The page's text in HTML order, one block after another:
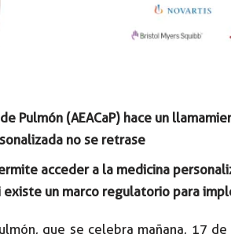
Pulmón (AEACaP) hace un
no se retrase
acceder a la medicina
existe un marco regulatorio para
que se celebra mañana, 17